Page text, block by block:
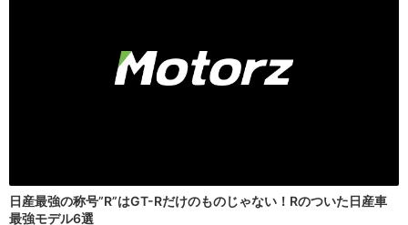
日産最強の称号”R”はGT-Rだけのものじゃない！Rのついた日産車
最強モデル6選